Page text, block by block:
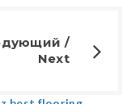
/
Next